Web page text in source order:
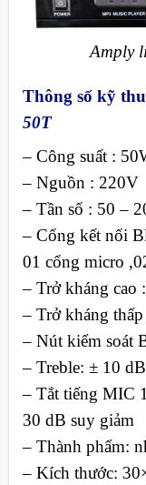
Amply
Thông số kỹ
50T
– Công suất :
– Nguồn : 220V
– Tần số : 50 –
– Cổng kết nối
01 cổng micro
– Trở kháng
– Trở kháng
– Nút kiểm soát
– Treble: ± 10
– Tắt tiếng MIC
30 dB suy giảm
– Thành phẩm:
– Kích thước: